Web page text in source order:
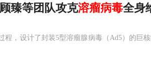
臻等团队攻克溶瘤病毒全身
程，设计了封装5型溶瘤腺病毒（Ad5）的巨